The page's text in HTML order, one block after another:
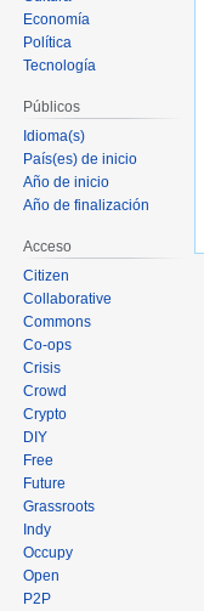
Economía
Política
Tecnología
Públicos
Idioma(s)
País(es) de inicio
Año de inicio
Año de finalización
Acceso
Citizen
Collaborative
Commons
Co-ops
Crisis
Crowd
Crypto
DIY
Free
Future
Grassroots
Indy
Occupy
Open
P2P